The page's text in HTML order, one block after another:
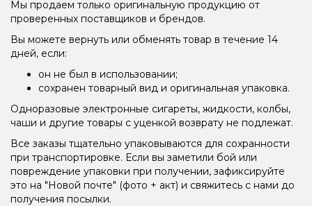
Мы продаем только оригинальную продукцию от
проверенных поставщиков и брендов.
Вы можете вернуть или обменять товар в течение 14
дней, если:
он не был в использовании;
сохранен товарный вид и оригинальная упаковка.
Одноразовые электронные сигареты, жидкости, колбы,
чаши и другие товары с уценкой возврату не подлежат.
Все заказы тщательно упаковываются для сохранности
при транспортировке. Если вы заметили бой или
повреждение упаковки при получении, зафиксируйте
это на "Новой почте" (фото + акт) и свяжитесь с нами до
получения посылки.